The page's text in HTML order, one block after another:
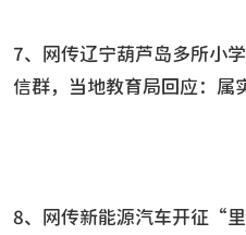
7、网传辽宁葫芦岛多所小
信群，当地教育局回应：属
8、网传新能源汽车开征“